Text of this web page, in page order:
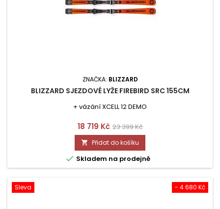
ZNAČKA: BLIZZARD
BLIZZARD SJEZDOVÉ LYŽE FIREBIRD SRC 155CM
+ vázání XCELL 12 DEMO
Cena
18 719 Kč Běžná
cena
23 399 Kč
 Přidat do košíku
 Skladem na prodejně
- 4 680 Kč
Sleva